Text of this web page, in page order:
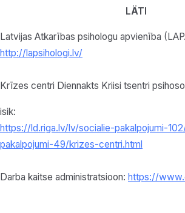
LÄTI
Latvijas Atkarības psihologu apvienība
http://lapsihologi.lv/
Krīzes centri Diennakts Kriisi tsentri
isik:
https://ld.riga.lv/lv/socialie-pakalpojumi-
pakalpojumi-49/krizes-centri.html
Darba kaitse administratsioon: https://